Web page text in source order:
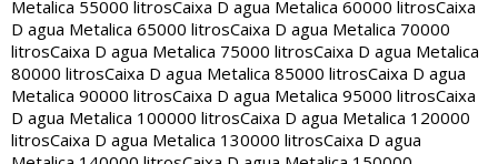
Metalica 55000 litrosCaixa D agua Metalica 60000 litrosCaixa
D agua Metalica 65000 litrosCaixa D agua Metalica 70000
litrosCaixa D agua Metalica 75000 litrosCaixa D agua Metalica
80000 litrosCaixa D agua Metalica 85000 litrosCaixa D agua
Metalica 90000 litrosCaixa D agua Metalica 95000 litrosCaixa
D agua Metalica 100000 litrosCaixa D agua Metalica 120000
litrosCaixa D agua Metalica 130000 litrosCaixa D agua